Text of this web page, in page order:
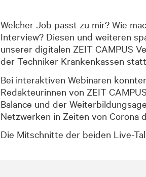
Welcher Job passt zu mir? Wie
Interview? Diesen und weiteren
unserer digitalen ZEIT CAMPUS
der Techniker Krankenkassen
Bei interaktiven Webinaren
Redakteurinnen von ZEIT
Balance und der
Netzwerken in Zeiten von Corona
Die Mitschnitte der beiden Live-